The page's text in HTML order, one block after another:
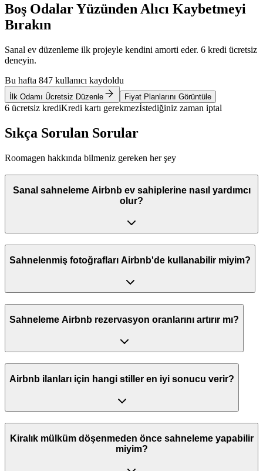
Boş Odalar Yüzünden Alıcı Kaybetmeyi
Bırakın
Sanal ev düzenleme ilk projeyle kendini amorti eder. 6 kredi ücretsiz
deneyin.
Bu hafta 847 kullanıcı kaydoldu
İlk Odamı Ücretsiz Düzenle Fiyat Planlarını Görüntüle
6 ücretsiz krediKredi kartı gerekmezİstediğiniz zaman iptal
Sıkça Sorulan Sorular
Roomagen hakkında bilmeniz gereken her şey
Sanal sahneleme Airbnb ev sahiplerine nasıl yardımcı
olur?
Sahnelenmiş fotoğrafları Airbnb'de kullanabilir miyim?
Sahneleme Airbnb rezervasyon oranlarını artırır mı?
Airbnb ilanları için hangi stiller en iyi sonucu verir?
Kiralık mülküm döşenmeden önce sahneleme yapabilir
miyim?